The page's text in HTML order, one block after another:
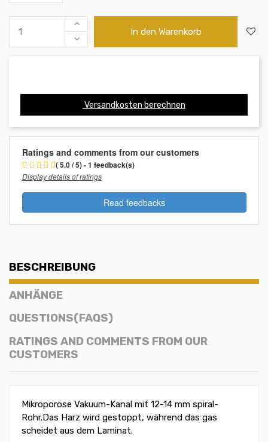
In den Warenkorb
Versandkosten berechnen
Ratings and comments from our customers
( 5.0 / 5) - 1 feedback(s)
Display details of ratings
Read feedbacks
BESCHREIBUNG
ANHÄNGE
QUESTIONS(FAQS)
RATINGS AND COMMENTS FROM OUR
CUSTOMERS
Mikroporöse Vakuum-Kanal mit 12-14 mm spiral-
Rohr.Das Harz wird gestoppt, während das gas
scheidet aus dem Laminat.